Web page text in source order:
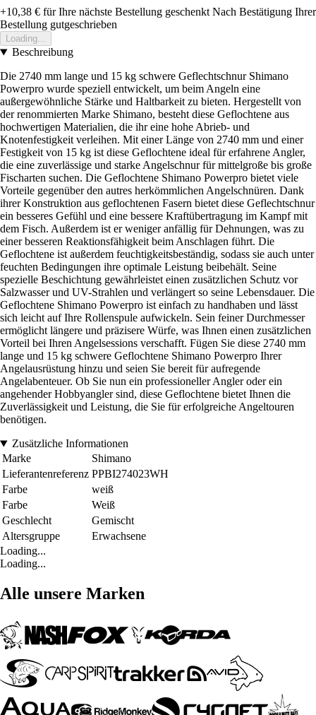
+10,38 € für Ihre nächste Bestellung geschenkt Nach Bestätigung Ihrer
Bestellung gutgeschrieben
Loading...
Beschreibung
Die 2740 mm lange und 15 kg schwere Geflechtschnur Shimano
Powerpro wurde speziell entwickelt, um beim Angeln eine
außergewöhnliche Stärke und Haltbarkeit zu bieten. Hergestellt von
der renommierten Marke Shimano, besteht diese Geflochtene aus
hochwertigen Materialien, die ihr eine hohe Abrieb- und
Knotenfestigkeit verleihen. Mit einer Länge von 2740 mm und einer
Festigkeit von 15 kg ist diese Geflochtene ideal für erfahrene Angler,
die eine zuverlässige und starke Angelschnur für mittelgroße bis große
Fischarten suchen. Die Geflochtene Shimano Powerpro bietet viele
Vorteile gegenüber den autres herkömmlichen Angelschnüren. Dank
ihrer Konstruktion aus geflochtenen Fasern bietet diese Geflechtschnur
ein besseres Gefühl und eine bessere Kraftübertragung im Kampf mit
dem Fisch. Außerdem ist er weniger anfällig für Dehnungen, was zu
einer besseren Reaktionsfähigkeit beim Anschlagen führt. Die
Geflochtene ist außerdem feuchtigkeitsbeständig, sodass sie auch unter
feuchten Bedingungen ihre optimale Leistung beibehält. Seine
spezielle Beschichtung gewährleistet einen zusätzlichen Schutz vor
Salzwasser und UV-Strahlen und verlängert so seine Lebensdauer. Die
Geflochtene Shimano Powerpro ist einfach zu handhaben und lässt
sich leicht auf Ihre Rollenspule aufwickeln. Sein feiner Durchmesser
ermöglicht längere und präzisere Würfe, was Ihnen einen zusätzlichen
Vorteil bei Ihren Angelsessions verschafft. Fügen Sie diese 2740 mm
lange und 15 kg schwere Geflochtene Shimano Powerpro Ihrer
Angelausrüstung hinzu und seien Sie bereit für aufregende
Angelabenteuer. Ob Sie nun ein professioneller Angler oder ein
angehender Hobbyangler sind, diese Geflochtene bietet Ihnen die
Zuverlässigkeit und Leistung, die Sie für erfolgreiche Angeltouren
benötigen.
Zusätzliche Informationen
Marke
Shimano
Lieferantenreferenz PPBI274023WH
Farbe
weiß
Farbe
Weiß
Geschlecht
Gemischt
Altersgruppe
Erwachsene
Loading...
Loading...
Alle unsere Marken